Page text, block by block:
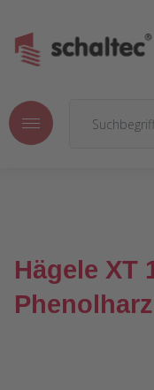
Hägele XT
Phenolharz
Bildergalerie